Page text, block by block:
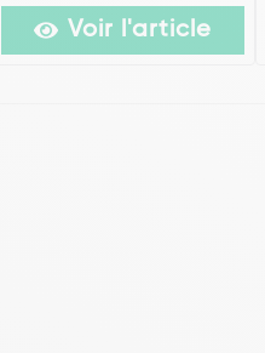
Voir l'article